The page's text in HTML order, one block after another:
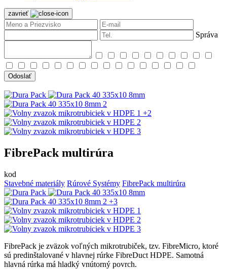
zavrieť
Správa
Odoslať
+2
FibrePack multirúra
kod
Stavebné materiály Rúrové Systémy FibrePack multirúra
+3
FibrePack je zväzok voľných mikrotrubiček, tzv. FibreMicro, ktoré
sú predinštalované v hlavnej rúrke FibreDuct HDPE. Samotná
hlavná rúrka má hladký vnútorný povrch.